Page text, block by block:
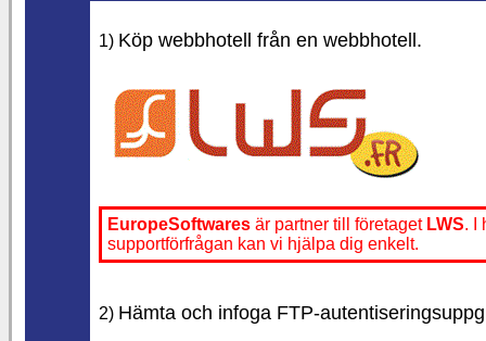
1) Köp webbhotell från en webbhotell.
EuropeSoftwares är partner till företaget LWS. I
supportförfrågan kan vi hjälpa dig enkelt.
2) Hämta och infoga FTP-